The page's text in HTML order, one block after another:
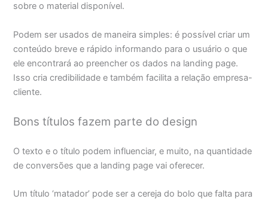
sobre o material disponível.
Podem ser usados de maneira simples: é possível criar um
conteúdo breve e rápido informando para o usuário o que
ele encontrará ao preencher os dados na landing page.
Isso cria credibilidade e também facilita a relação empresa-
cliente.
Bons títulos fazem parte do design
O texto e o título podem influenciar, e muito, na quantidade
de conversões que a landing page vai oferecer.
Um título ‘matador’ pode ser a cereja do bolo que falta para